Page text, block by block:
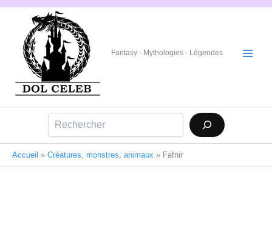
Aller
Fantasy - Mythologies - Légendes
Accueil » Créatures, monstres, animaux » Fafnir